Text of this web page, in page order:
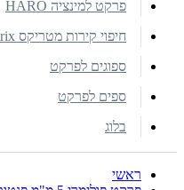
פרקט למינציה HARO
חיפוי קירות מטריקס Matrix
ספוגים לפרקט
ספים לפרקט
בלוג
ראשי